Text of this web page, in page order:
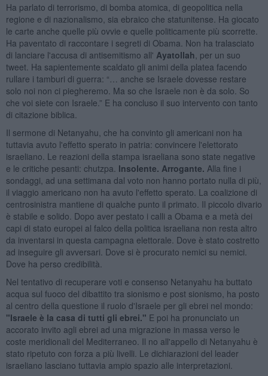
Ha parlato di terrorismo, di bomba atomica, di geopolitica nella
regione e di nazionalismo, sia ebraico che statunitense. Ha giocato
le carte anche quelle più ovvie e quelle politicamente più scorrette.
Ha paventato di raccontare i segreti di Obama. Non ha tralasciato
di lanciare l'accusa di antisemitismo all' Ayatollah , per un suo
tweet. Ha sapientemente scaldato gli animi della platea facendo
rullare i tamburi di guerra: “… anche se Israele dovesse restare
solo noi non ci piegheremo. Ma so che Israele non è da solo. So
che voi siete con Israele.” E ha concluso il suo intervento con tanto
di citazione biblica.
Il sermone di Netanyahu, che ha convinto gli americani non ha
tuttavia avuto l'effetto sperato in patria: convincere l'elettorato
israeliano. Le reazioni della stampa israeliana sono state negative
e le critiche pesanti: chutzpa. Insolente. Arrogante. Alla fine i
sondaggi, ad una settimana dal voto non hanno portato nulla di più,
il viaggio americano non ha avuto l'effetto sperato. La coalizione di
centrosinistra mantiene di qualche punto il primato. Il piccolo divario
è stabile e solido. Dopo aver pestato i calli a Obama e a metà dei
capi di stato europei al falco della politica israeliana non resta altro
da inventarsi in questa campagna elettorale. Dove è stato costretto
ad inseguire gli avversari. Dove si è procurato nemici su nemici.
Dove ha perso credibilità.
Nel tentativo di recuperare voti e consenso Netanyahu ha buttato
acqua sul fuoco del dibattito tra sionismo e post sionismo, ha posto
al centro della questione il ruolo d'Israele per gli ebrei nel mondo:
"Israele è la casa di tutti gli ebrei." E poi ha pronunciato un
accorato invito agli ebrei ad una migrazione in massa verso le
coste meridionali del Mediterraneo. Il no all'appello di Netanyahu è
stato ripetuto con forza a più livelli. Le dichiarazioni del leader
israeliano lasciano tuttavia ampio spazio alle interpretazioni.